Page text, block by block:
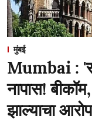
मुंबई
Mumbai :
नापास!
झाल्याचा आरोप